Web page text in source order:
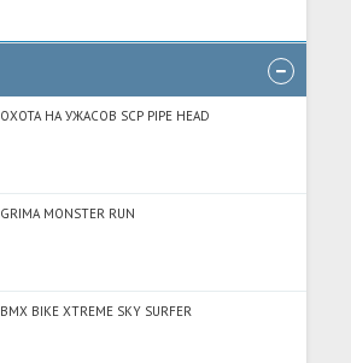
ОХОТА НА УЖАСОВ SCP PIPE HEAD
GRIMA MONSTER RUN
BMX BIKE XTREME SKY SURFER